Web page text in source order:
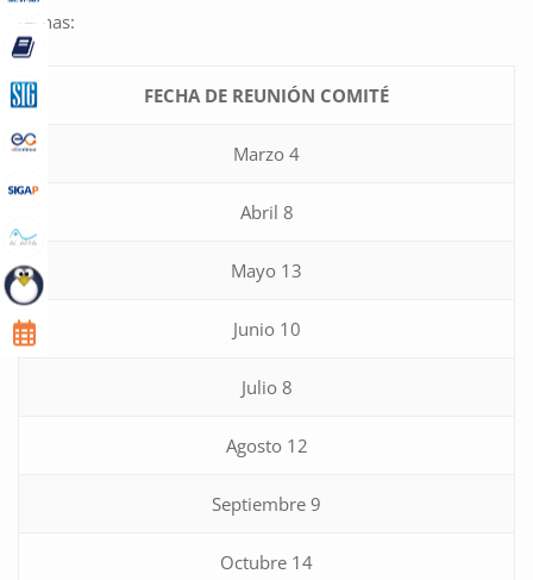
fechas:
FECHA DE REUNIÓN COMITÉ
Marzo 4
Abril 8
Mayo 13
Junio 10
Julio 8
Agosto 12
Septiembre 9
Octubre 14